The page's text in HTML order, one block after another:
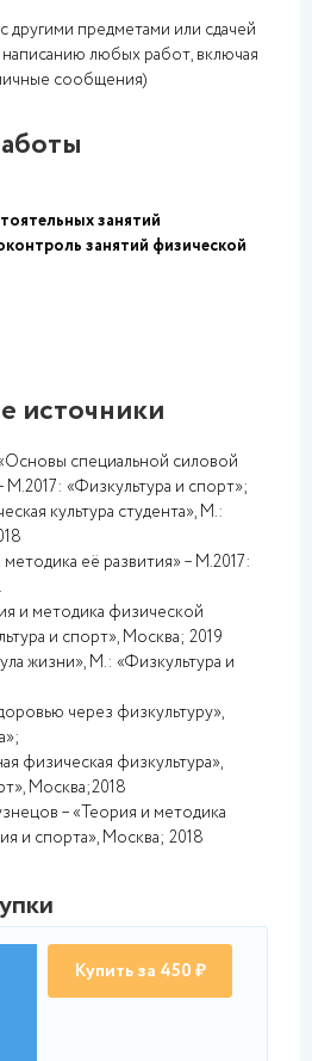
другими предметами или сдачей
написанию любых работ, включая
сообщения)
занятий
занятий физической
источники
специальной силовой
М.2017: «Физкультура и спорт»;
культура студента», М.:
её развития» – М.2017:
и методика физической
и спорт», Москва; 2019
жизни», М.: «Физкультура и
через физкультуру»,
физическая физкультура»,
Москва;2018
– «Теория и методика
и спорта», Москва; 2018
Купить за 450 ₽